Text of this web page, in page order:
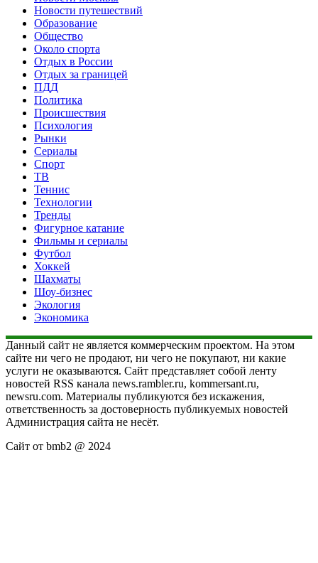
Новости путешествий
Образование
Общество
Около спорта
Отдых в России
Отдых за границей
ПДД
Политика
Происшествия
Психология
Рынки
Сериалы
Спорт
ТВ
Теннис
Технологии
Тренды
Фигурное катание
Фильмы и сериалы
Футбол
Хоккей
Шахматы
Шоу-бизнес
Экология
Экономика
Данный сайт не является коммерческим проектом. На этом
сайте ни чего не продают, ни чего не покупают, ни какие
услуги не оказываются. Сайт представляет собой ленту
новостей RSS канала news.rambler.ru, kommersant.ru,
newsru.com. Материалы публикуются без искажения,
ответственность за достоверность публикуемых новостей
Администрация сайта не несёт.
Сайт от bmb2 @ 2024